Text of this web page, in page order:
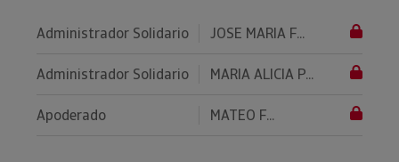
Administrador Solidario JOSE MARIA F...
Administrador Solidario MARIA ALICIA P...
Apoderado MATEO F...